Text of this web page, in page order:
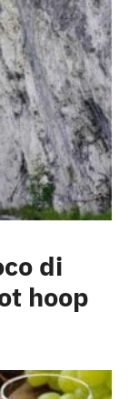
di
hoop